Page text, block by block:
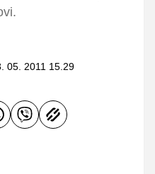
05. 2011 15.29